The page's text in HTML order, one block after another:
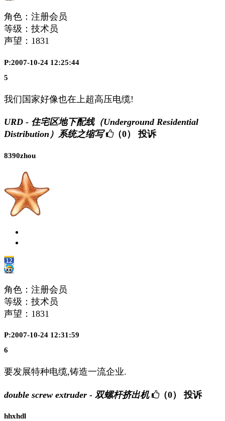
角色：注册会员
等级：技术员
声望： 1831
P:2007-10-24 12:25:44
5
我们国家好像也在上超高压电缆!
URD - 住宅区地下配线（Underground Residential
Distribution）系统之缩写
（0） 投诉
8390zhou
角色：注册会员
等级：技术员
声望： 1831
P:2007-10-24 12:31:59
6
要发展特种电缆,铸造一流企业.
double screw extruder - 双螺杆挤出机 （0） 投诉
hhxhdl